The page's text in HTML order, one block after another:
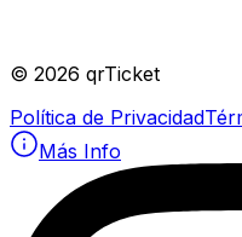
© 2026 qrTicket
Política de Privacidad
Más Info